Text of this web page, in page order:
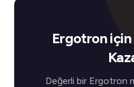
Ergotron
Değerli bir Ergotron